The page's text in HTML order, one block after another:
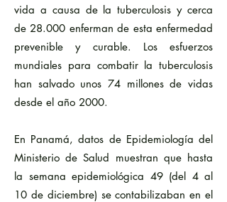
vida a causa de la tuberculosis y cerca
de 28.000 enferman de esta enfermedad
prevenible y curable. Los esfuerzos
mundiales para combatir la tuberculosis
han salvado unos 74 millones de vidas
desde el año 2000.
En Panamá, datos de Epidemiología del
Ministerio de Salud muestran que hasta
la semana epidemiológica 49 (del 4 al
10 de diciembre) se contabilizaban en el